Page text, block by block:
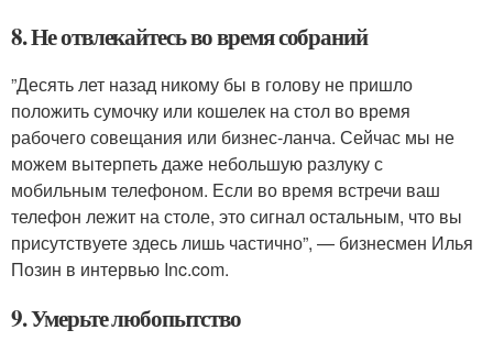
8. Не отвлекайтесь во время собраний
”Десять лет назад никому бы в голову не пришло
положить сумочку или кошелек на стол во время
рабочего совещания или бизнес-ланча. Сейчас мы не
можем вытерпеть даже небольшую разлуку с
мобильным телефоном. Если во время встречи ваш
телефон лежит на столе, это сигнал остальным, что вы
присутствуете здесь лишь частично”, — бизнесмен Илья
Позин в интервью Inc.com.
9. Умерьте любопытство